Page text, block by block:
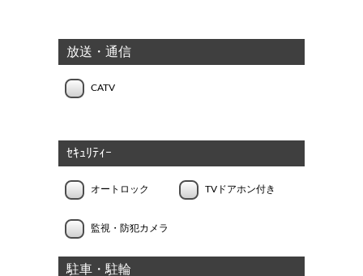
放送・通信
CATV
ｾｷｭﾘﾃｨｰ
オートロック TVドアホン付き
監視・防犯カメラ
駐車・駐輪